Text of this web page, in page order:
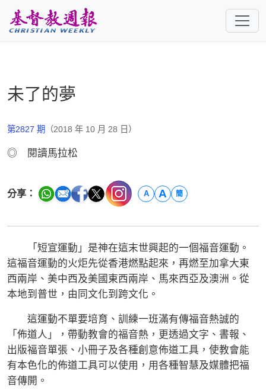
未了的夢
第2827 期 （2018 年 10 月 28 日）
◎ 閱讀馬拉松
分享： A A 簡
「短宣運動」是神在這末世興起的一個福音運動。
這福音運動的火炬先從香港燃點起來，再燃至加拿大東
西兩岸、美中西及美國東西兩岸、馬來西亞及澳洲。從
本地到普世，由同文化到跨文化。
這運動不單要培育、訓練一班滿有傳福音熱誠的
「佈道人」，帶動教會的福音熱，更透過文字、書報、
出版福音單張、小冊子及各種創意佈道工具，使教會能
有本色化的佈道工具可以使用，用各種智慧及媒體把福
音傳開。